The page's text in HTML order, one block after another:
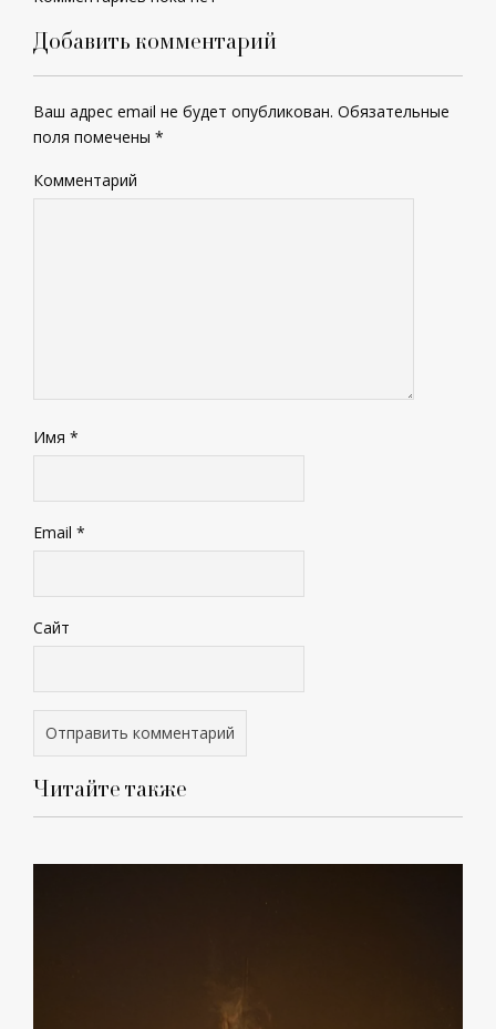
Добавить комментарий
Ваш адрес email не будет опубликован. Обязательные
поля помечены *
Комментарий
Имя *
Email *
Сайт
Читайте также